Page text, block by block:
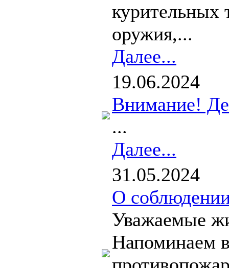
курительных
оружия,...
Далее...
19.06.2024
Внимание!
...
Далее...
31.05.2024
О
Уважаемые
Напоминаем